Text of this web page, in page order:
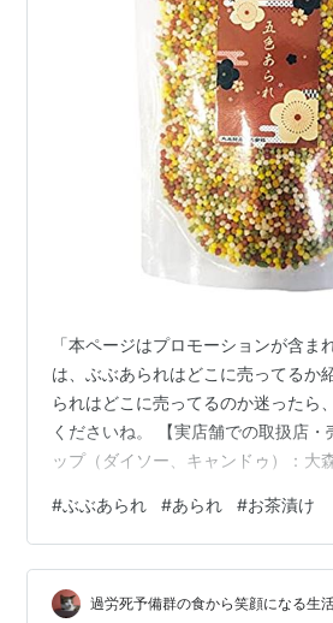
「本ページはプロモーションが含ま
は、ぶぶあられはどこに売ってるか
られはどこに売ってるのか迷ったら
くださいね。 【実店舗での取扱店・
ップ（ダイソー、キャンドゥ）：大
ーケット：ふりかけや海苔、お茶コ
れているケースがあります。 乾物専
屋、佃煮屋）：昔ながらの専門店は
扱っている可能性が高い穴場です。
#ぶぶあられ #あられ #お茶漬け
過労死予備群の食から笑顔になる生